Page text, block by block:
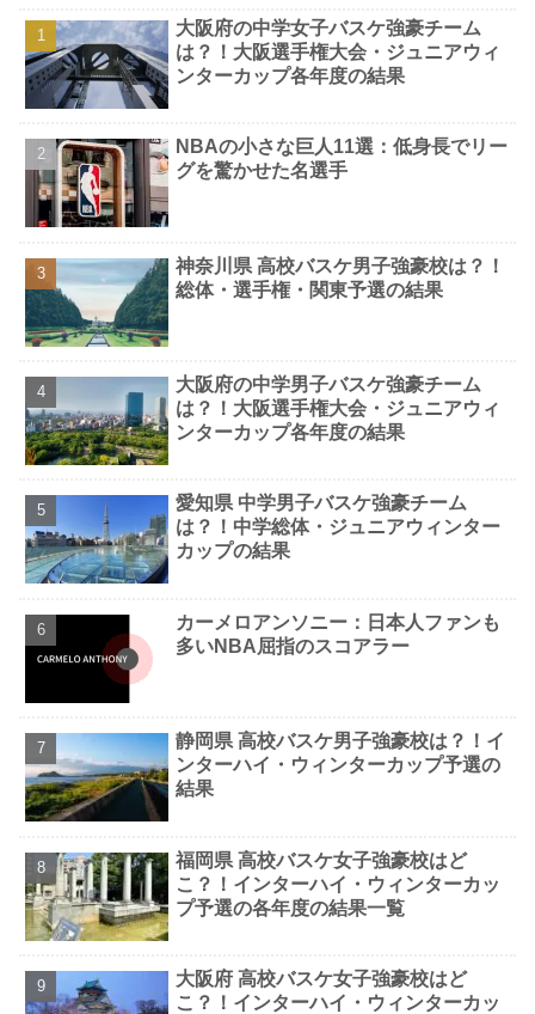
大阪府の中学女子バスケ強豪チーム
は？！大阪選手権大会・ジュニアウィ
ンターカップ各年度の結果
NBAの小さな巨人11選：低身長でリー
グを驚かせた名選手
神奈川県 高校バスケ男子強豪校は？！
総体・選手権・関東予選の結果
大阪府の中学男子バスケ強豪チーム
は？！大阪選手権大会・ジュニアウィ
ンターカップ各年度の結果
愛知県 中学男子バスケ強豪チーム
は？！中学総体・ジュニアウィンター
カップの結果
カーメロアンソニー：日本人ファンも
多いNBA屈指のスコアラー
静岡県 高校バスケ男子強豪校は？！イ
ンターハイ・ウィンターカップ予選の
結果
福岡県 高校バスケ女子強豪校はど
こ？！インターハイ・ウィンターカッ
プ予選の各年度の結果一覧
大阪府 高校バスケ女子強豪校はど
こ？！インターハイ・ウィンターカッ